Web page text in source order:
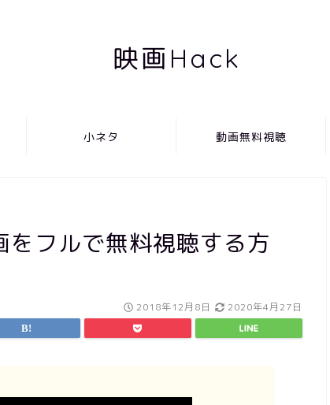
映画Hack
小ネタ 動画無料視聴
フルで無料視聴する方
2018年12月8日 2020年4月27日